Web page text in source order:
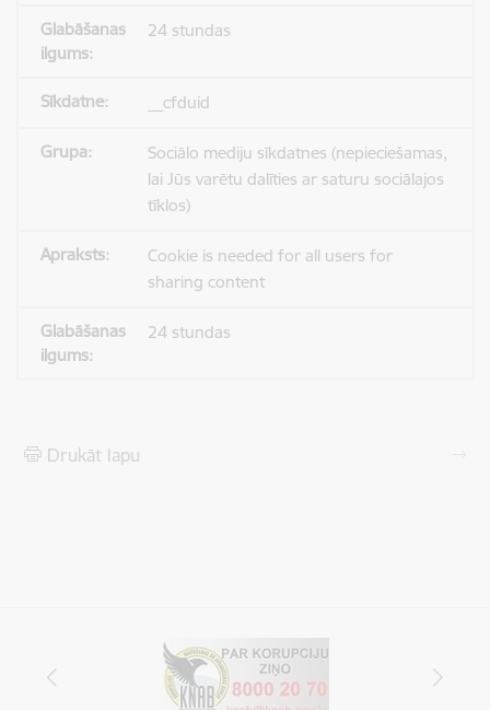
24 stundas
__cfduid
Sociālo mediju sīkdatnes (nepieciešamas,
lai Jūs varētu dalīties ar saturu sociālajos
tīklos)
Cookie is needed for all users for
sharing content
24 stundas
Drukāt lapu